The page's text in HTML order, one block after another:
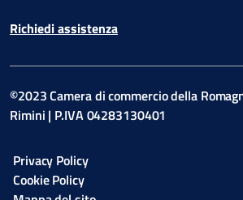
Richiedi assistenza
©2023 Camera di commercio della
Rimini | P.IVA 04283130401
Privacy Policy
Cookie Policy